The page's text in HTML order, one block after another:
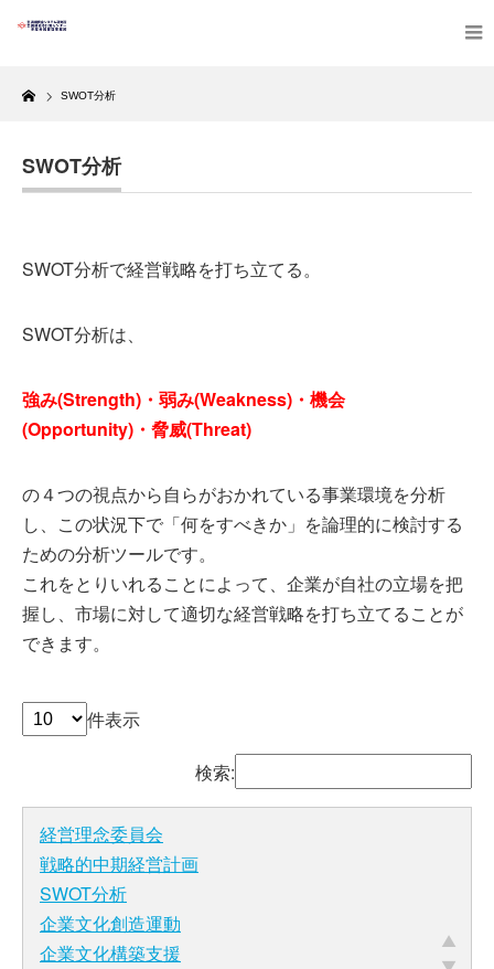
Home
SWOT分析
SWOT分析
SWOT分析で経営戦略を打ち立てる。
SWOT分析は、
強み(Strength)・弱み(Weakness)・機会
(Opportunity)・脅威(Threat)
の４つの視点から自らがおかれている事業環境を分析
し、この状況下で「何をすべきか」を論理的に検討する
ための分析ツールです。
これをとりいれることによって、企業が自社の立場を把
握し、市場に対して適切な経営戦略を打ち立てることが
できます。
件表示
検索:
経営理念委員会
戦略的中期経営計画
SWOT分析
企業文化創造運動
企業文化構築支援